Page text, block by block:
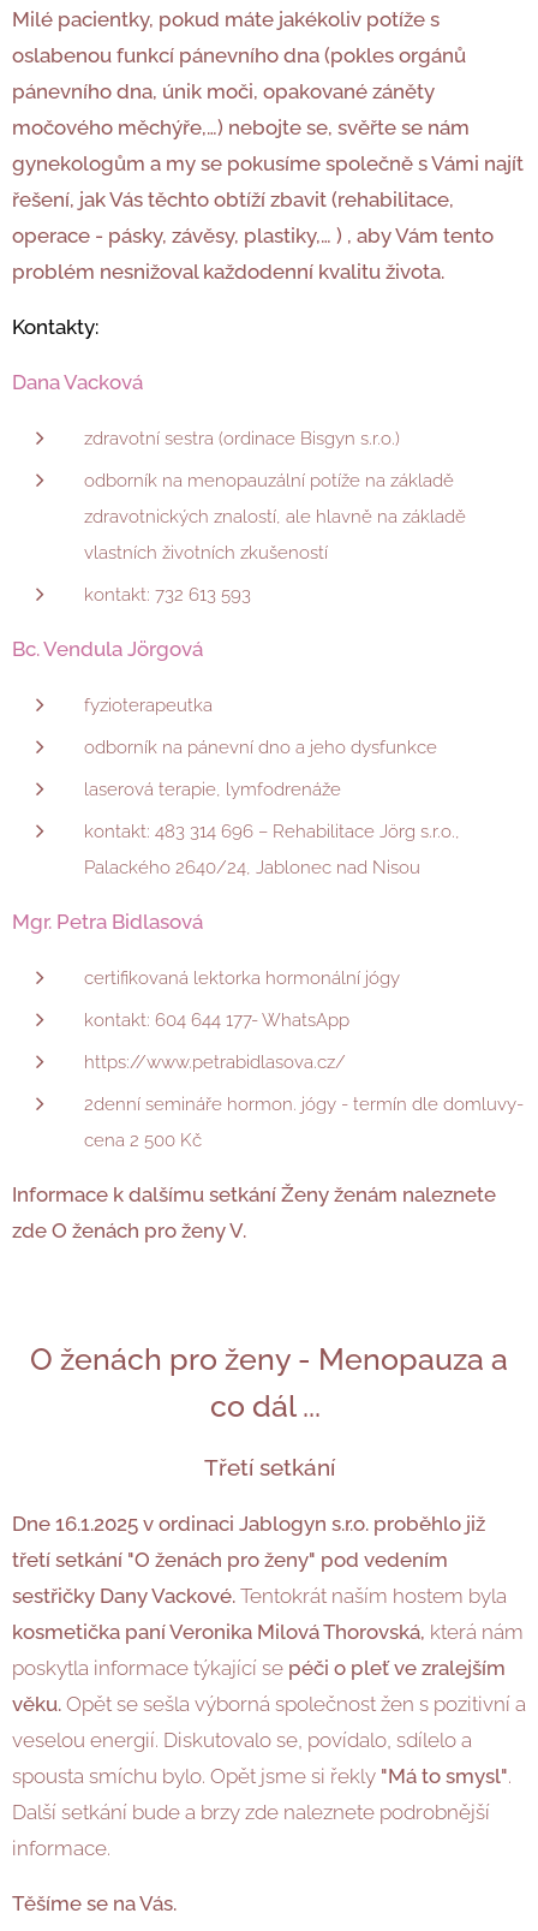
Milé pacientky, pokud máte jakékoliv potíže s
oslabenou funkcí pánevního dna (pokles orgánů
pánevního dna, únik moči, opakované záněty
močového měchýře,…) nebojte se, svěřte se nám
gynekologům a my se pokusíme společně s Vámi najít
řešení, jak Vás těchto obtíží zbavit (rehabilitace,
operace - pásky, závěsy, plastiky,… ) , aby Vám tento
problém nesnižoval každodenní kvalitu života.
Kontakty:
Dana Vacková
zdravotní sestra (ordinace Bisgyn s.r.o.)
odborník na menopauzální potíže na základě
zdravotnických znalostí, ale hlavně na základě
vlastních životních zkušeností
kontakt: 732 613 593
Bc. Vendula Jörgová
fyzioterapeutka
odborník na pánevní dno a jeho dysfunkce
laserová terapie, lymfodrenáže
kontakt: 483 314 696 – Rehabilitace Jörg s.r.o.,
Palackého 2640/24, Jablonec nad Nisou
Mgr. Petra Bidlasová
certifikovaná lektorka hormonální jógy
kontakt: 604 644 177- WhatsApp
https://www.petrabidlasova.cz/
2denní semináře hormon. jógy - termín dle domluvy-
cena 2 500 Kč
Informace k dalšímu setkání Ženy ženám naleznete
zde O ženách pro ženy V.
O ženách pro ženy - Menopauza a
co dál ...
Třetí setkání
Dne 16.1.2025 v ordinaci Jablogyn s.r.o. proběhlo již
třetí setkání "O ženách pro ženy" pod vedením
sestřičky Dany Vackové. Tentokrát naším hostem byla
kosmetička paní Veronika Milová Thorovská, která nám
poskytla informace týkající se péči o pleť ve zralejším
věku. Opět se sešla výborná společnost žen s pozitivní a
veselou energií. Diskutovalo se, povídalo, sdílelo a
spousta smíchu bylo. Opět jsme si řekly "Má to smysl".
Další setkání bude a brzy zde naleznete podrobnější
informace.
Těšíme se na Vás.